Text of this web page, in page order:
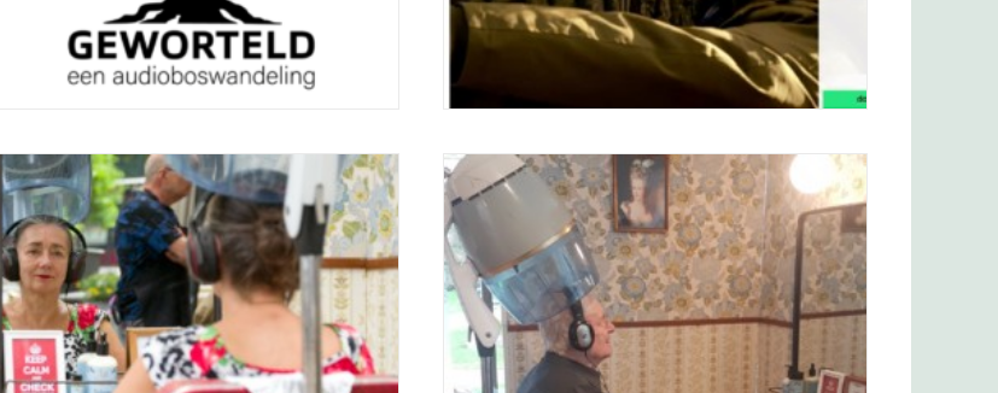
Tijdens het Geluksweekend in Heerlen
bracht De Kopsalon vier verhalen van
het project VAN GELUK SPREKEN.
In maart 2019 stond De Kopsalon for
One bij twee ouderenzorg-locaties van
Sevagram: in Heerlen en Vaals.